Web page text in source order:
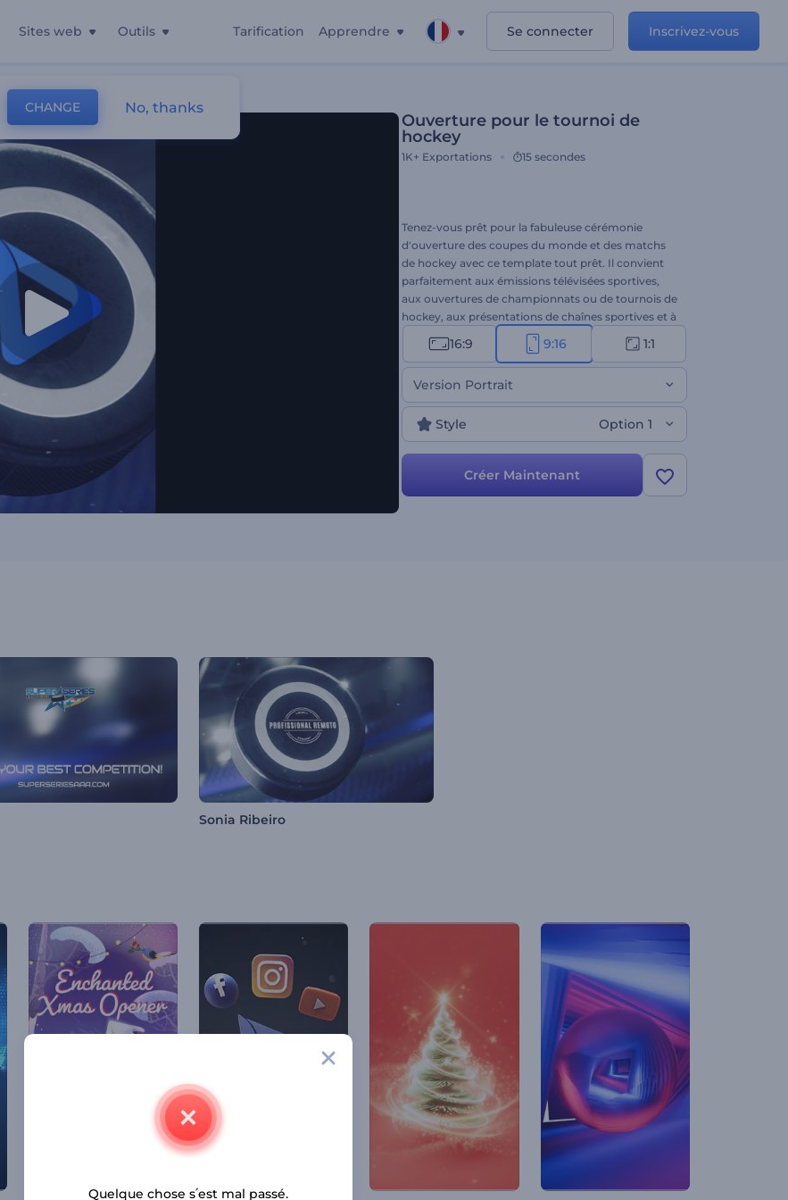
Sites web Outils Tarification Apprendre Se connecter Inscrivez-vous
Ouverture pour le tournoi de
hockey
1K+ Exportations 15 secondes
Tenez-vous prêt pour la fabuleuse cérémonie
d'ouverture des coupes du monde et des matchs
de hockey avec ce template tout prêt. Il convient
parfaitement aux émissions télévisées sportives,
aux ouvertures de championnats ou de tournois de
hockey, aux présentations de chaînes sportives et à
bien plus encore. Insérez votre logo dans la vidéo et
admirez sa révélation sur la surface réaliste du palet
en mouvement. Essayez sans plus tarder !
16:9 9:16 1:1
Version Portrait
Style Option 1
Créer Maintenant
Sonia Ribeiro
CHANGE No, thanks
Quelque chose s՛est mal passé.